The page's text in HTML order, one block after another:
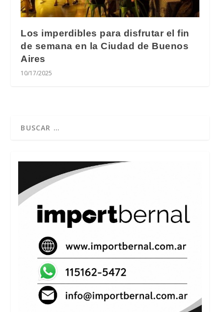
Los imperdibles para disfrutar el fin
de semana en la Ciudad de Buenos
Aires
10/17/2025